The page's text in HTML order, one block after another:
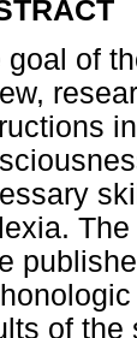
goal of
of the